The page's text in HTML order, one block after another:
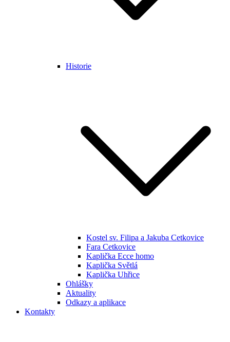
Historie
Kostel sv. Filipa a Jakuba Cetkovice
Fara Cetkovice
Kaplička Ecce homo
Kaplička Světlá
Kaplička Uhřice
Ohlášky
Aktuality
Odkazy a aplikace
Kontakty